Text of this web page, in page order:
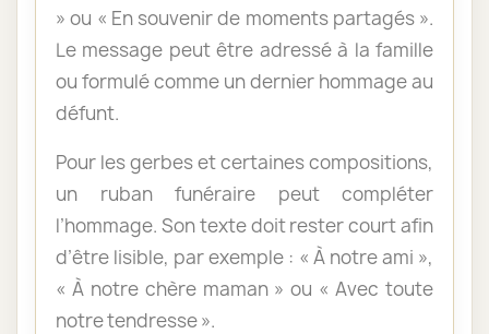
» ou « En souvenir de moments partagés ».
Le message peut être adressé à la famille
ou formulé comme un dernier hommage au
défunt.
Pour les gerbes et certaines compositions,
un ruban funéraire peut compléter
l’hommage. Son texte doit rester court afin
d’être lisible, par exemple : « À notre ami »,
« À notre chère maman » ou « Avec toute
notre tendresse ».